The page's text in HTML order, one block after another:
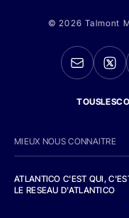
© 2026 Talmont
MIEUX NOUS CONNAITRE
ATLANTICO C'EST QUI,
LE RESEAU D'ATLANTICO